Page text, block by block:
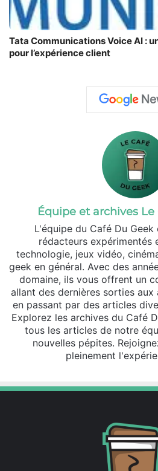
Tata Communications Voice AI :
pour l’expérience client
Équipe et archives Le
L'équipe du Café Du
rédacteurs expérimentés
technologie, jeux vidéo,
geek en général. Avec des
domaine, ils vous offrent un
allant des dernières sorties
en passant par des articles
Explorez les archives du Café
tous les articles de notre
nouvelles pépites.
pleinement